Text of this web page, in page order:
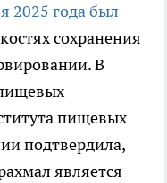
2025 года был
сохранения
В
пищевых
подтвердила,
является